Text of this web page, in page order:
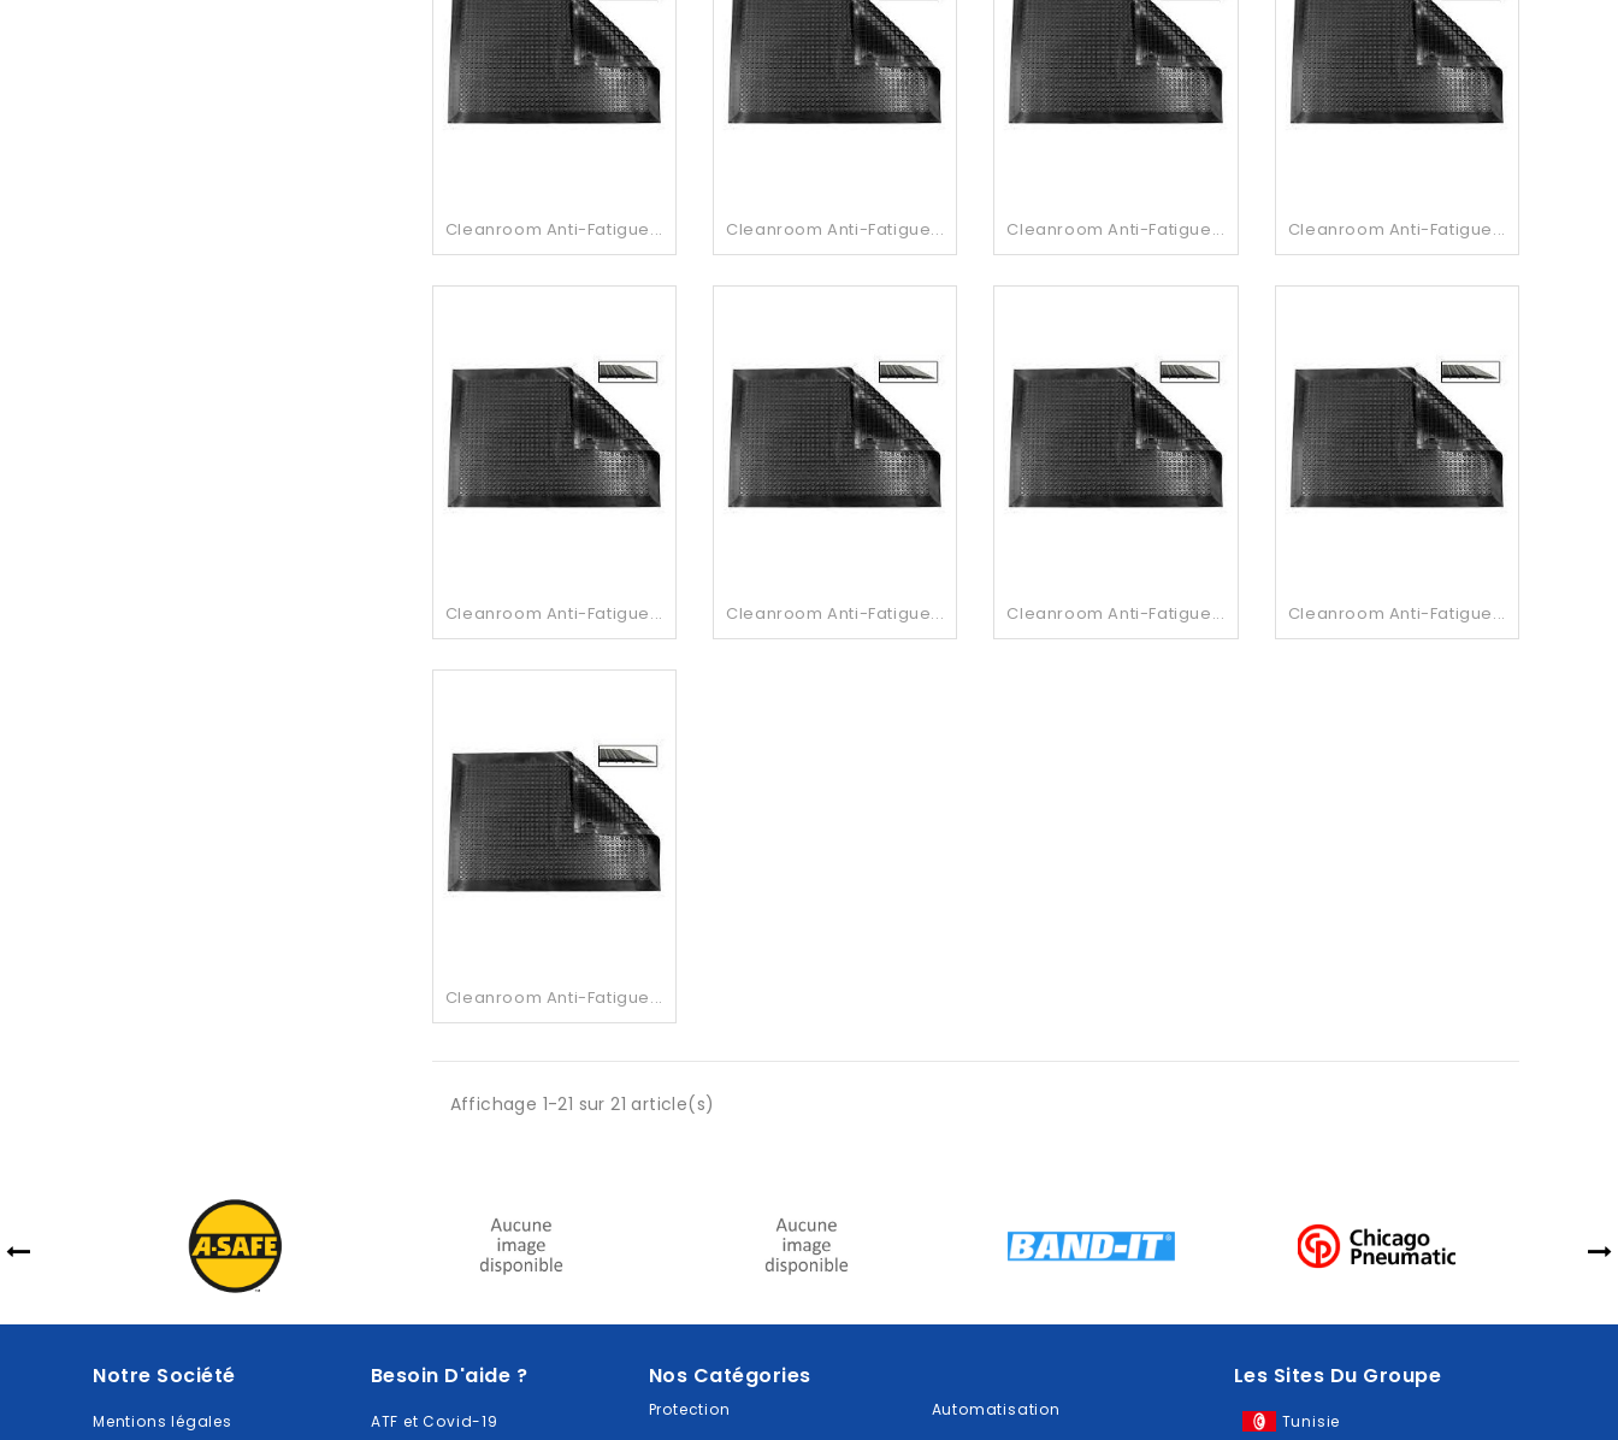
Cleanroom Anti-Fatigue... Cleanroom Anti-Fatigue... Cleanroom Anti-Fatigue... Cleanroom Anti-Fatigue...
Cleanroom Anti-Fatigue... Cleanroom Anti-Fatigue... Cleanroom Anti-Fatigue... Cleanroom Anti-Fatigue...
Cleanroom Anti-Fatigue...
Affichage 1-21 sur 21 article(s)
Notre Société
Mentions légales
Besoin D'aide ?
ATF et Covid-19
Nos Catégories
Protection
Automatisation
Les Sites Du Groupe
Tunisie